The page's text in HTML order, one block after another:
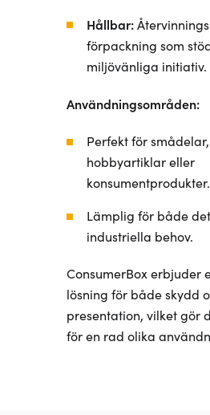
Hållbar:
förpackning som
miljövänliga initiativ.
Användningsområden:
Perfekt för
hobbyartiklar eller
konsumentprodukter.
Lämplig för både
industriella behov.
ConsumerBox erbjuder
lösning för både skydd
presentation, vilket gör
för en rad olika